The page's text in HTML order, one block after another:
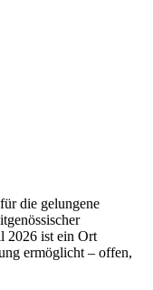
die gelungene
2026 ist ein Ort
ermöglicht – offen,